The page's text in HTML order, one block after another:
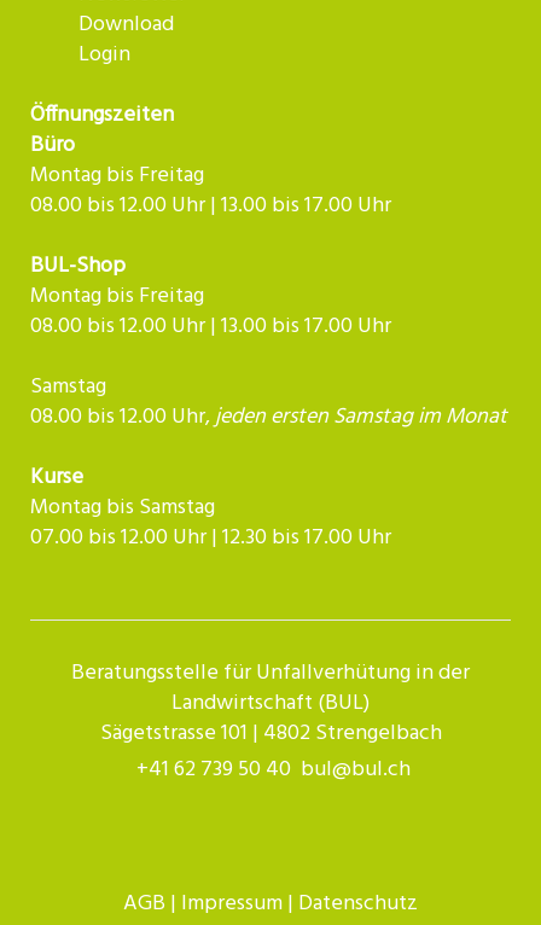
Download
Login
Öffnungszeiten
Büro
Montag bis Freitag
08.00 bis 12.00 Uhr | 13.00 bis 17.00 Uhr
BUL-Shop
Montag bis Freitag
08.00 bis 12.00 Uhr | 13.00 bis 17.00 Uhr
Samstag
08.00 bis 12.00 Uhr,jeden ersten Samstag im Monat
Kurse
Montag bis Samstag
07.00 bis 12.00 Uhr | 12.30 bis 17.00 Uhr​​​​​​
Beratungsstelle für Unfallverhütung in der
Landwirtschaft (BUL)
Sägetstrasse 101 | 4802 Strengelbach
+41 62 739 50 40 bul@bul.ch
AGB | Impressum| Datenschutz